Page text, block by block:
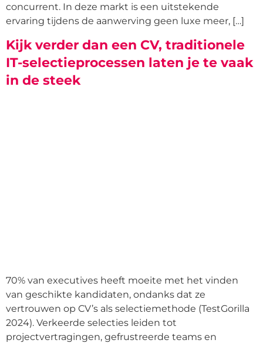
concurrent. In deze markt is een uitstekende
ervaring tijdens de aanwerving geen luxe meer, […]
Kijk verder dan een CV, traditionele
IT-selectieprocessen laten je te vaak
in de steek
70% van executives heeft moeite met het vinden
van geschikte kandidaten, ondanks dat ze
vertrouwen op CV’s als selectiemethode (TestGorilla
2024). Verkeerde selecties leiden tot
projectvertragingen, gefrustreerde teams en